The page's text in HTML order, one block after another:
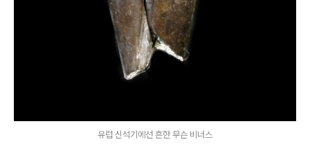
유럽 신석기에선 흔한 무슨 비너스